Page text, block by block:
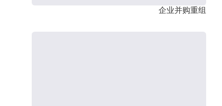
企业并购重组